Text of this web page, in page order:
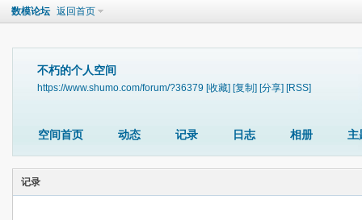
数模论坛 返回首页
不朽的个人空间
https://www.shumo.com/forum/?36379 [收藏] [复制] [分享] [RSS]
空间首页 动态 记录 日志 相册 主
记录